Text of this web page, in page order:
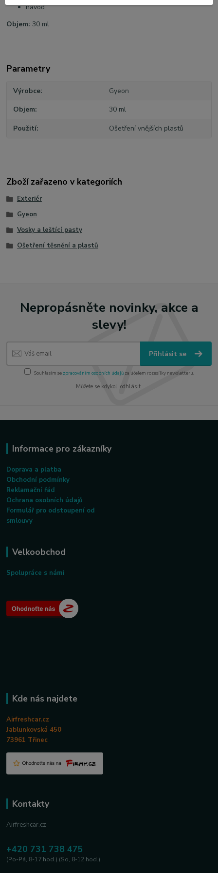
návod
Objem: 30 ml
Parametry
Výrobce Gyeon
Objem 30 ml
Použití Ošetření vnějších plastů
Zboží zařazeno v kategoriích
Exteriér
Gyeon
Vosky a leštící pasty
Ošetření těsnění a plastů
Nepropásněte novinky, akce a
slevy!
Přihlásit se
Souhlasím se zpracováním osobních údajůza účelem rozesílky newsletteru.
Můžete se kdykoli odhlásit.
Informace pro zákazníky
Doprava a platba
Obchodní podmínky
Reklamační řád
Ochrana osobních údajů
Formulář pro odstoupení od
smlouvy
Velkoobchod
Spolupráce s námi
Kde nás najdete
Airfreshcar.cz
Jablunkovská 450
73961 Třinec
Kontakty
Airfreshcar.cz
+420 731 738 475
(Po-Pá, 8-17 hod.) (So, 8-12 hod.)